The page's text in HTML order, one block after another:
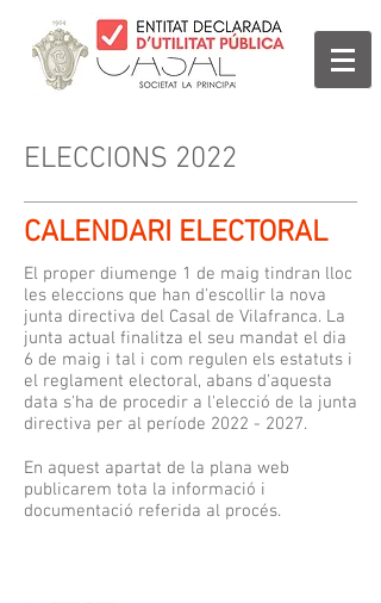
ELECCIONS 2022
CALENDARI ELECTORAL
El proper diumenge 1 de maig tindran lloc
les eleccions que han d'escollir la nova
junta directiva del Casal de Vilafranca. La
junta actual finalitza el seu mandat el dia
6 de maig i tal i com regulen els estatuts i
el reglament electoral, abans d'aquesta
data s'ha de procedir a l'elecció de la junta
directiva per al període 2022 - 2027.
En aquest apartat de la plana web
publicarem tota la informació i
documentació referida al procés.